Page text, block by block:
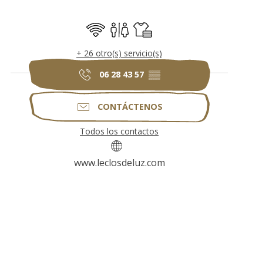
Horarios y datos
Wifi AseosSábanas y ropa de cama
+ 26 otro(s) servicio(s)
06 28 43 57 ▒▒
CONTÁCTENOS
Todos los contactos
www.leclosdeluz.com